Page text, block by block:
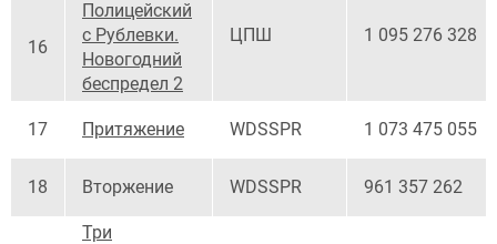
16
Полицейский
с Рублевки.
Новогодний
беспредел 2
ЦПШ 1 095 276 328
17 Притяжение WDSSPR 1 073 475 055
18 Вторжение WDSSPR 961 357 262
Три